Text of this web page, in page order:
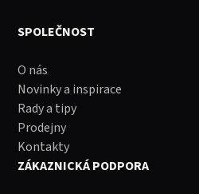
SPOLEČNOST
O nás
Novinky a inspirace
Rady a tipy
Prodejny
Kontakty
ZÁKAZNICKÁ PODPORA